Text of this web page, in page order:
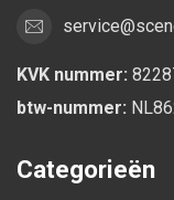
KVK nummer:
btw-nummer:
Categorieën